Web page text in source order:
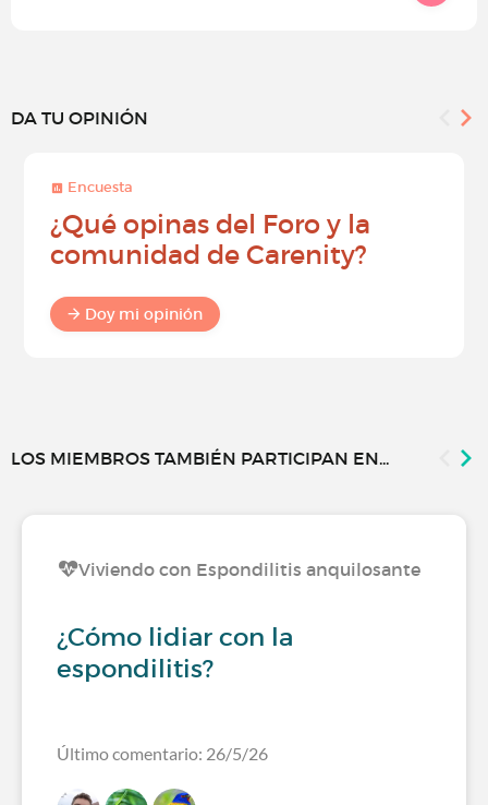
DA TU OPINIÓN
Encuesta
¿Qué opinas del Foro y la
comunidad de Carenity?
Doy mi opinión
LOS MIEMBROS TAMBIÉN PARTICIPAN EN...
Viviendo con Espondilitis anquilosante
¿Cómo lidiar con la
espondilitis?
Último comentario: 26/5/26